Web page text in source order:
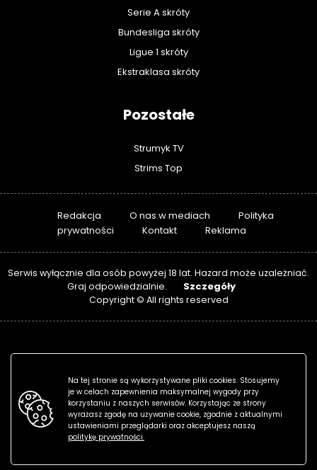
Serie A skróty
Bundesliga skróty
Ligue 1 skróty
Ekstraklasa skróty
Pozostałe
Strumyk TV
Strims Top
Redakcja O nas w mediach
Polityka
prywatności
Kontakt Reklama
Serwis wyłącznie dla osób powyżej 18 lat. Hazard może uzależniać.
Graj odpowiedzialnie.
Szczegóły
Copyright © All rights reserved
Na tej stronie są wykorzystywane pliki cookies. Stosujemy
je w celach zapewnienia maksymalnej wygody przy
korzystaniu z naszych serwisów. Korzystając ze strony
wyrażasz zgodę na używanie cookie, zgodnie z aktualnymi
ustawieniami przeglądarki oraz akceptujesz naszą
politykę prywatności.